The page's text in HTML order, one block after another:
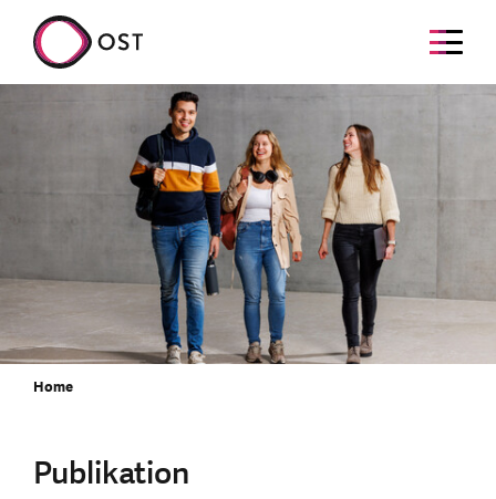
Home
Publikation